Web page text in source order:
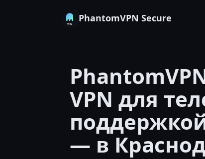
PhantomVPN Secure
VPN для
— в